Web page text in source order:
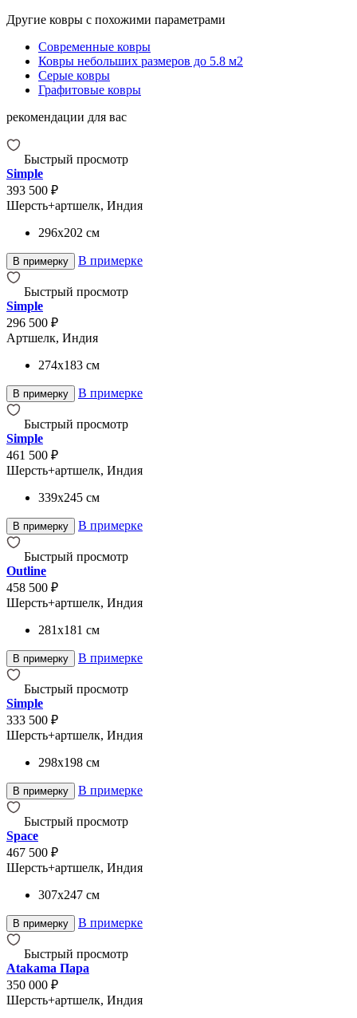
Другие ковры с похожими параметрами
Современные ковры
Ковры небольших размеров до 5.8 м2
Серые ковры
Графитовые ковры
рекомендации для вас
Быстрый просмотр
Simple
393 500 ₽
Шерсть+артшелк, Индия
296x202 см
В примерку В примерке
Быстрый просмотр
Simple
296 500 ₽
Артшелк, Индия
274x183 см
В примерку В примерке
Быстрый просмотр
Simple
461 500 ₽
Шерсть+артшелк, Индия
339x245 см
В примерку В примерке
Быстрый просмотр
Outline
458 500 ₽
Шерсть+артшелк, Индия
281x181 см
В примерку В примерке
Быстрый просмотр
Simple
333 500 ₽
Шерсть+артшелк, Индия
298x198 см
В примерку В примерке
Быстрый просмотр
Space
467 500 ₽
Шерсть+артшелк, Индия
307x247 см
В примерку В примерке
Быстрый просмотр
Atakama Пара
350 000 ₽
Шерсть+артшелк, Индия